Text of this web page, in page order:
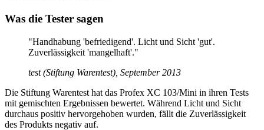
Was die Tester sagen
"Handhabung 'befriedigend'. Licht und Sicht 'gut'.
Zuverlässigkeit 'mangelhaft'."
test (Stiftung Warentest), September 2013
Die Stiftung Warentest hat das Profex XC 103/Mini in ihren Tests
mit gemischten Ergebnissen bewertet. Während Licht und Sicht
durchaus positiv hervorgehoben wurden, fällt die Zuverlässigkeit
des Produkts negativ auf.